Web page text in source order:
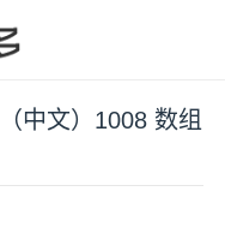
中文）1008 数组